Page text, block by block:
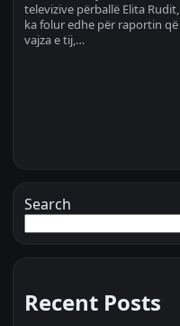
televizive përballë Elita Rudit,
ka folur edhe për raportin që
vajza e tij,…
Search
Recent Posts